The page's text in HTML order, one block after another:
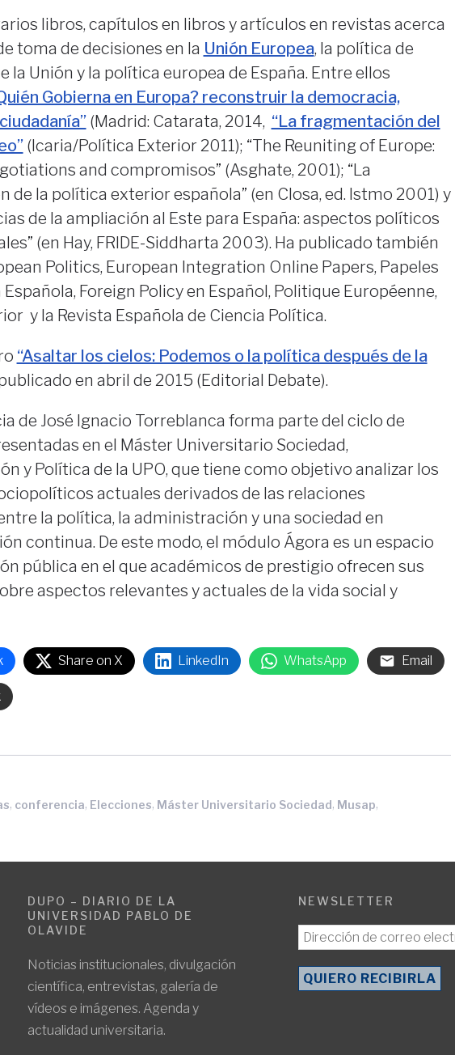
libros, capítulos en libros y artículos en revistas acerca
toma de decisiones en la Unión Europea, la política de
la Unión y la política europea de España. Entre ellos
Gobierna en Europa? reconstruir la democracia,
(Madrid: Catarata, 2014, “La fragmentación del
(Icaria/Política Exterior 2011); “The Reuniting of Europe:
and compromisos” (Asghate, 2001); “La
de la política exterior española” (en Closa, ed. Istmo 2001) y
de la ampliación al Este para España: aspectos políticos
(en Hay, FRIDE-Siddharta 2003). Ha publicado también
Politics, European Integration Online Papers, Papeles
Foreign Policy en Español, Politique Européenne,
y la Revista Española de Ciencia Política.
“Asaltar los cielos: Podemos o la política después de la
en abril de 2015 (Editorial Debate).
de José Ignacio Torreblanca forma parte del ciclo de
en el Máster Universitario Sociedad,
y Política de la UPO, que tiene como objetivo analizar los
actuales derivados de las relaciones
la política, la administración y una sociedad en
continua. De este modo, el módulo Ágora es un espacio
pública en el que académicos de prestigio ofrecen sus
aspectos relevantes y actuales de la vida social y
Share on X LinkedIn WhatsApp Email
, conferencia, Elecciones, Máster Universitario Sociedad, Musap,
DUPO – DIARIO DE LA
UNIVERSIDAD PABLO DE
OLAVIDE
Noticias institucionales, divulgación
científica, entrevistas, galería de
vídeos e imágenes. Agenda y
actualidad universitaria.
NEWSLETTER